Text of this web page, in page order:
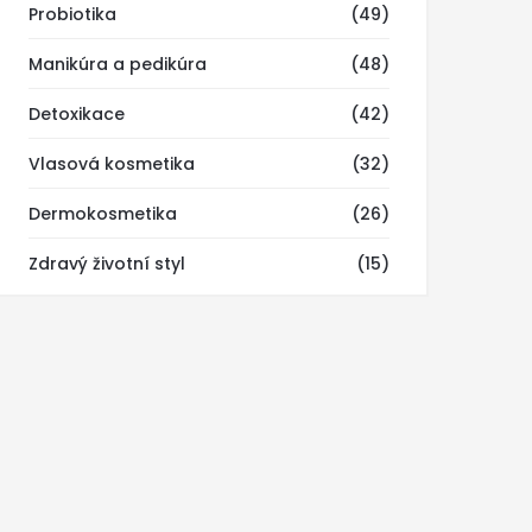
Probiotika (49)
Manikúra a pedikúra (48)
Detoxikace (42)
Vlasová kosmetika (32)
Dermokosmetika (26)
Zdravý životní styl (15)